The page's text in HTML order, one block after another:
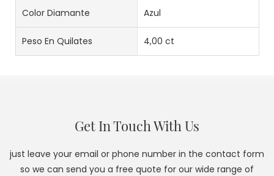
Color Diamante Azul
Peso En Quilates 4,00 ct
Get In Touch With Us
just leave your email or phone number in the contact form
so we can send you a free quote for our wide range of